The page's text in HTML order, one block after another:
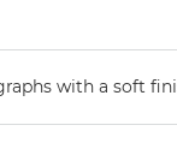
with a soft